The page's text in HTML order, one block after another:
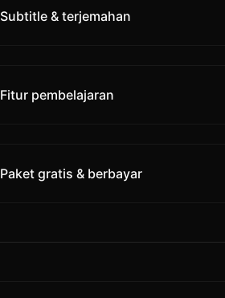
Subtitle & terjemahan
Fitur pembelajaran
Paket gratis & berbayar